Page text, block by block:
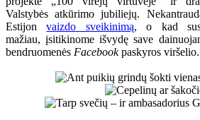
Valstybės atkūrimo jubiliejų.
Estijonvaizdo sveikinimą, o kad
mažiau, įsitikinome išvydę save
bendruomenės Facebookpaskyros viršelio.